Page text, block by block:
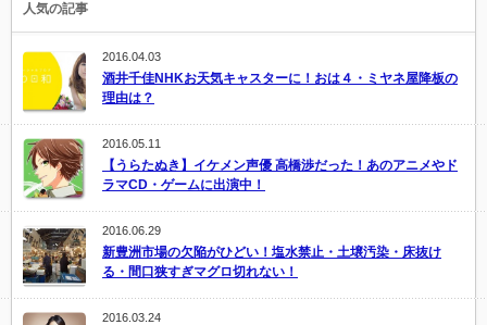
人気の記事
2016.04.03
酒井千佳NHKお天気キャスターに！おは４・ミヤネ屋降板の
理由は？
2016.05.11
【うらたぬき】イケメン声優 高橋渉だった！あのアニメやド
ラマCD・ゲームに出演中！
2016.06.29
新豊洲市場の欠陥がひどい！塩水禁止・土壌汚染・床抜け
る・間口狭すぎマグロ切れない！
2016.03.24